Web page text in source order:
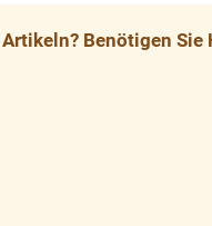
Benötigen Sie